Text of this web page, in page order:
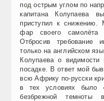
под острым углом по
капитана Колупаева
приступил к снижению.
фар своего самолёта
Отбросив требование
только на английском
Колупаева о видимости
посадке. В ответ мой
всю Африку по-русски
в тех условиях было
безбрежной темноты